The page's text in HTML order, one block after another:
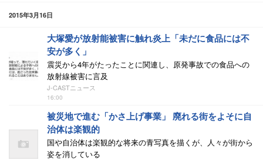
2015年3月16日
大塚愛が放射能被害に触れ炎上「未だに食品には不
安が多く」
震災から4年がたったことに関連し、原発事故での食品への
放射線被害に言及
J-CASTニュース
16:00
被災地で進む「かさ上げ事業」 廃れる街をよそに自
治体は楽観的
国や自治体は楽観的な将来の青写真を描くが、人々が街から
姿を消している